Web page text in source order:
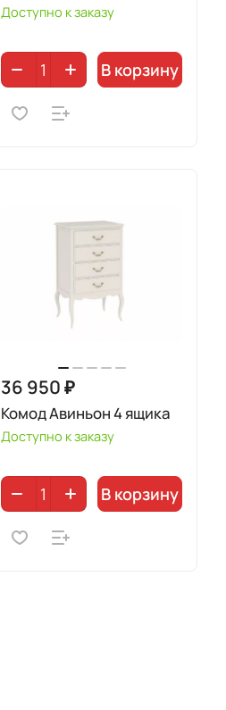
Доступно к заказу
В корзину
36 950 ₽
Комод Авиньон 4 ящика
Доступно к заказу
В корзину